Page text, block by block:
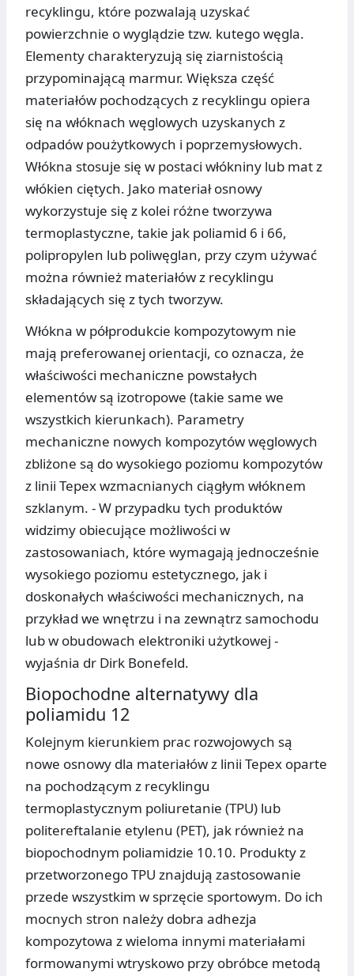
recyklingu, które pozwalają uzyskać
powierzchnie o wyglądzie tzw. kutego węgla.
Elementy charakteryzują się ziarnistością
przypominającą marmur. Większa część
materiałów pochodzących z recyklingu opiera
się na włóknach węglowych uzyskanych z
odpadów poużytkowych i poprzemysłowych.
Włókna stosuje się w postaci włókniny lub mat z
włókien ciętych. Jako materiał osnowy
wykorzystuje się z kolei różne tworzywa
termoplastyczne, takie jak poliamid 6 i 66,
polipropylen lub poliwęglan, przy czym używać
można również materiałów z recyklingu
składających się z tych tworzyw.
Włókna w półprodukcie kompozytowym nie
mają preferowanej orientacji, co oznacza, że
właściwości mechaniczne powstałych
elementów są izotropowe (takie same we
wszystkich kierunkach). Parametry
mechaniczne nowych kompozytów węglowych
zbliżone są do wysokiego poziomu kompozytów
z linii Tepex wzmacnianych ciągłym włóknem
szklanym. - W przypadku tych produktów
widzimy obiecujące możliwości w
zastosowaniach, które wymagają jednocześnie
wysokiego poziomu estetycznego, jak i
doskonałych właściwości mechanicznych, na
przykład we wnętrzu i na zewnątrz samochodu
lub w obudowach elektroniki użytkowej -
wyjaśnia dr Dirk Bonefeld.
Biopochodne alternatywy dla
poliamidu 12
Kolejnym kierunkiem prac rozwojowych są
nowe osnowy dla materiałów z linii Tepex oparte
na pochodzącym z recyklingu
termoplastycznym poliuretanie (TPU) lub
politereftalanie etylenu (PET), jak również na
biopochodnym poliamidzie 10.10. Produkty z
przetworzonego TPU znajdują zastosowanie
przede wszystkim w sprzęcie sportowym. Do ich
mocnych stron należy dobra adhezja
kompozytowa z wieloma innymi materiałami
formowanymi wtryskowo przy obróbce metodą